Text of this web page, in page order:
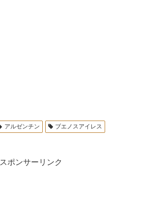
アルゼンチン
ブエノスアイレス
スポンサーリンク